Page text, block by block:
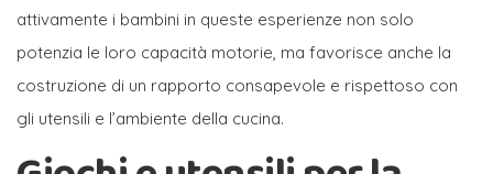
attivamente i bambini in queste esperienze non solo
potenzia le loro capacità motorie, ma favorisce anche la
costruzione di un rapporto consapevole e rispettoso con
gli utensili e l’ambiente della cucina.